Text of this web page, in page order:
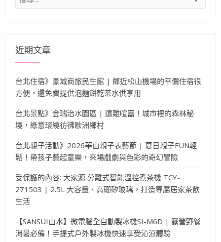
尋
近期文章
台北住宿》豪城商旅民生館 | 鄰近松山機場的平價住宿很
方便，還免費提供泡麵餅乾茶水供享用
台北景點》金瑞治水園區 | 遠離喧囂！城市裡的森林秘
境，綠意環繞彷彿歐洲鄉村
台北親子活動》2026華山親子表藝節 | 夏日親子FUN輕
鬆！帶孩子藝起童樂，來場戲劇與色彩的奇幻冒險
受保護的內容: 大家源 分離式智能溫控煮茶機 TCY-
271503 | 2.5L 大容量、高硼矽玻璃，打造專屬居家茶飲
生活
【SANSUI山水】微電腦全自動製冰機SI-M6D | 露營野餐
消暑必備！手提式戶外製冰機快速享受沁涼體驗